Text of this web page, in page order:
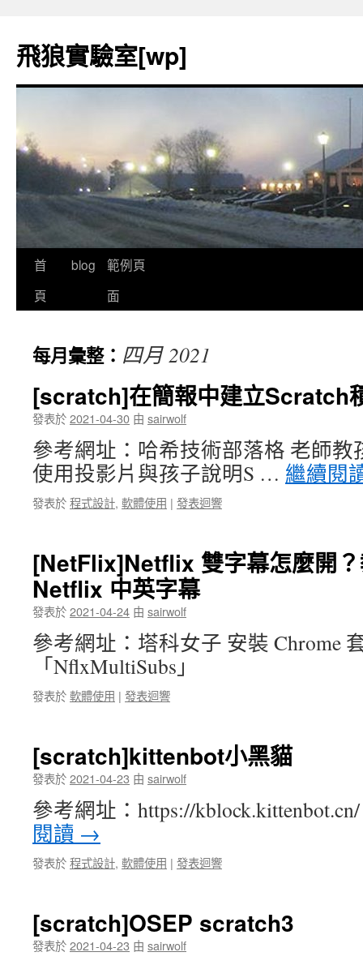
飛狼實驗室[wp]
跳
至
容
首
頁
blog
範例頁
面
每月彙整： 四月 2021
[scratch]在簡報中建立Scratch
發表於2021-04-30 由 sairwolf
參考網址：哈希技術部落格 老師教
使用投影片與孩子說明S … 繼續閱
發表於程式設計, 軟體使用 | 發表迴響
[NetFlix]Netflix 雙字幕怎麼開
Netflix 中英字幕
發表於2021-04-24 由 sairwolf
參考網址：塔科女子 安裝 Chrome
「NflxMultiSubs」
發表於軟體使用 | 發表迴響
[scratch]kittenbot小黑貓
發表於2021-04-23 由 sairwolf
參考網址：https://
閱讀 →
發表於程式設計, 軟體使用 | 發表迴響
[scratch]OSEP scratch3
發表於2021-04-23 由 sairwolf